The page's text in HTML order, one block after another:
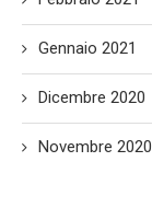
Gennaio 2021
Dicembre 2020
Novembre 2020